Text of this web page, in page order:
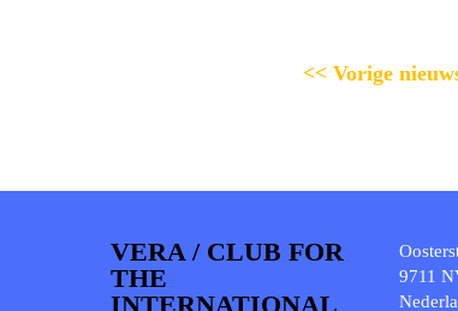
<< Vorige
VERA / CLUB FOR
THE
INTERNATIONAL
9711